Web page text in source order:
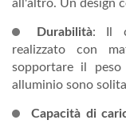
all'altro. Un design
Durabilità: Il
realizzato con
sopportare il
alluminio sono
Capacità di